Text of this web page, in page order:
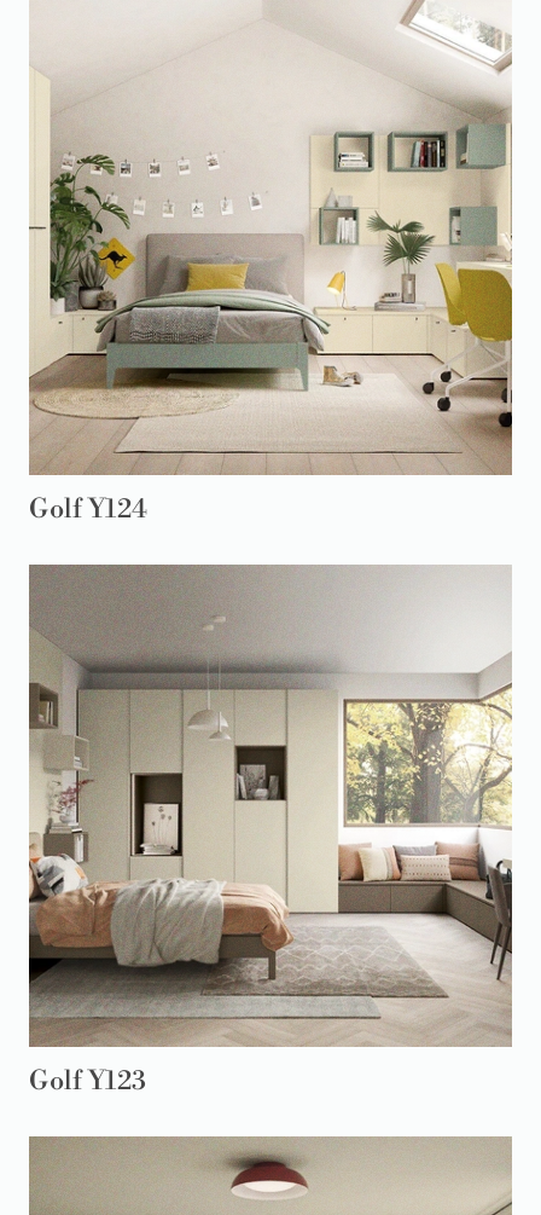
Golf Y124
Golf Y123